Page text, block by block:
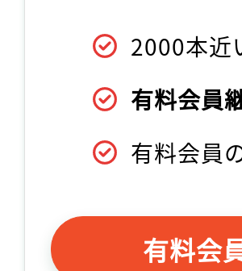
2000本近
有料会員
有料会員
有料会